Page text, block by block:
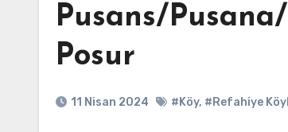
Pusans/
Posur
11 Nisan 2024 #Köy, #Refahiye